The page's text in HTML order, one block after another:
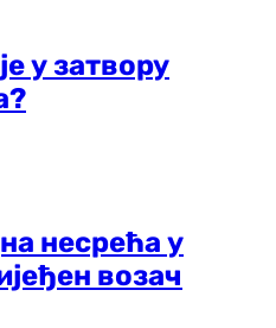
у затвору
несрећа у
возач